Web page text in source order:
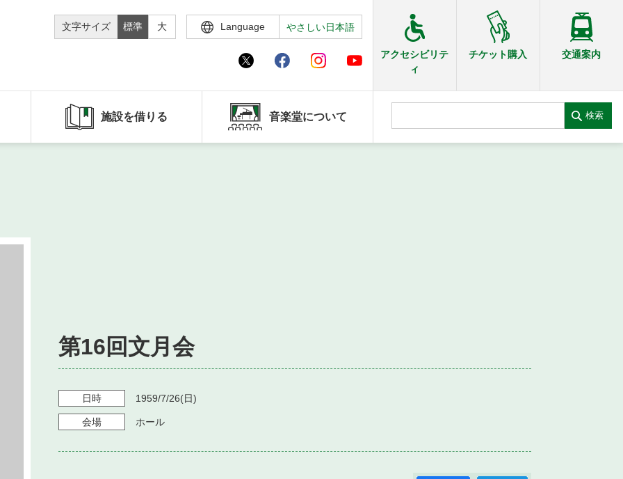
文字サイズ 標準 大 Language やさしい日本語
アクセシビリテ
ィ
チケット購入 交通案内
施設を借りる 音楽堂について 検索
第16回文月会
日時 1959/7/26(日)
会場 ホール